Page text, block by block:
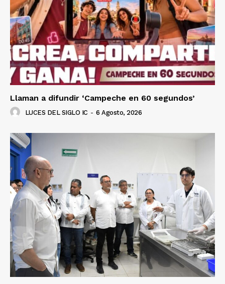
Llaman a difundir ‘Campeche en 60 segundos’
LUCES DEL SIGLO IC - 6 Agosto, 2026